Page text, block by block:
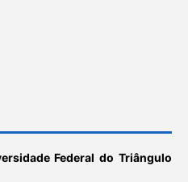
Federal do Triângulo